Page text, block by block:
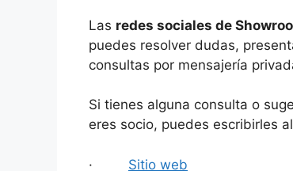
Las redes sociales de
puedes resolver dudas,
consultas por mensajería
Si tienes alguna consulta o
eres socio, puedes escribirles
· Sitio web